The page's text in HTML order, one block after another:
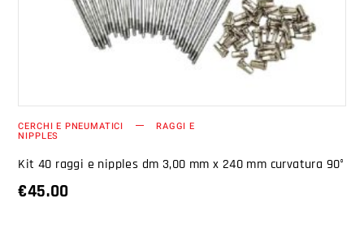
CERCHI E PNEUMATICI RAGGI E
NIPPLES
Kit 40 raggi e nipples dm 3,00 mm x 240 mm curvatura 90°
€45.00